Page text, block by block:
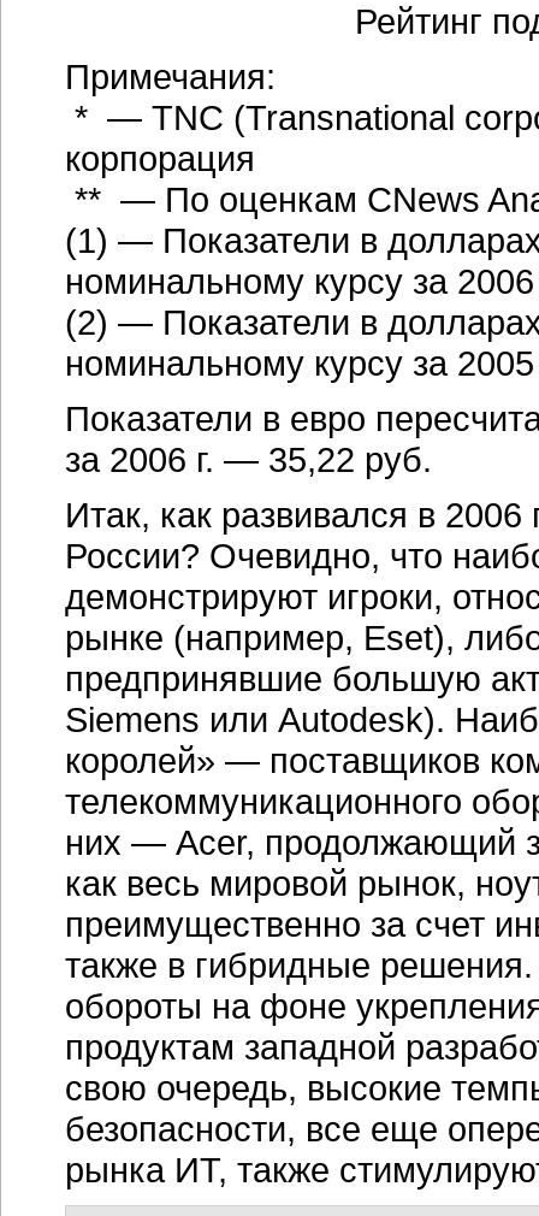
Рейтинг
Примечания:
* — TNC (Transnational
корпорация
** — По оценкам CNews
(1) — Показатели в
номинальному курсу за
(2) — Показатели в
номинальному курсу за
Показатели в евро
за 2006 г. — 35,22 руб.
Итак, как развивался в
России? Очевидно, что
демонстрируют игроки,
рынке (например, Eset),
предпринявшие большую
Siemens или Autodesk).
королей» — поставщиков
телекоммуникационного
них — Acer, продолжающий
как весь мировой рынок,
преимущественно за счет
также в гибридные
обороты на фоне
продуктам западной
свою очередь, высокие
безопасности, все еще
рынка ИТ, также